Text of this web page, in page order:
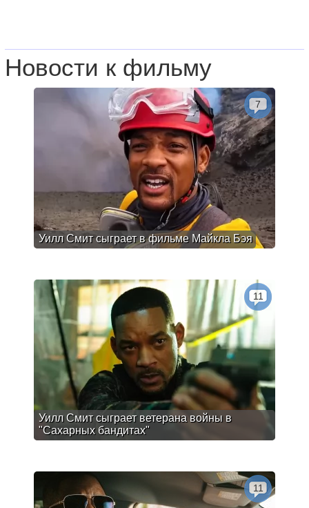
Новости к фильму
Уилл Смит сыграет в фильме Майкла Бэя
7
Уилл Смит сыграет ветерана войны в
"Сахарных бандитах"
11
11